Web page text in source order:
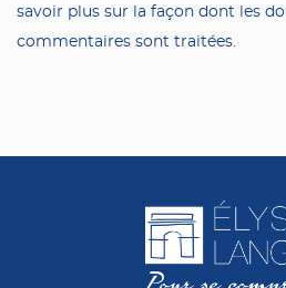
savoir plus sur la façon dont les
commentaires sont traitées.